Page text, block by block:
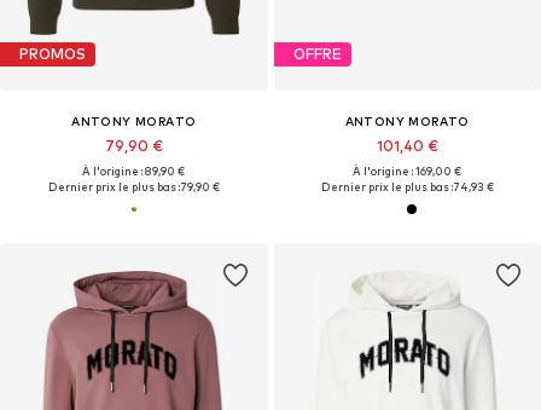
PROMOS
ANTONY MORATO
79,90 €
À l'origine : 89,90 €
Dernier prix le plus bas :79,90 €
OFFRE
ANTONY MORATO
101,40 €
À l'origine : 169,00 €
Dernier prix le plus bas :74,93 €